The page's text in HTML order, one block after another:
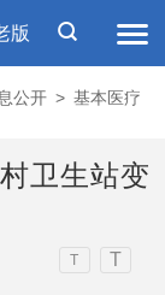
版
公开 > 基本医疗
卫生站变
T T